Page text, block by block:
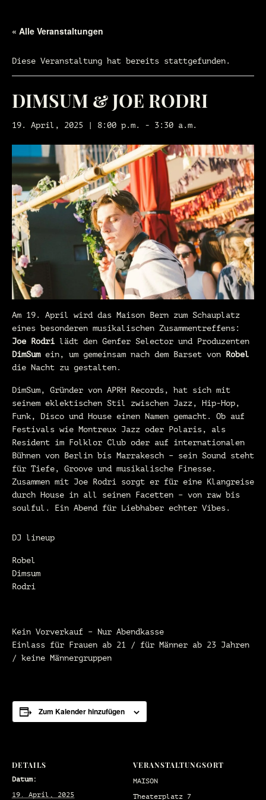
« Alle Veranstaltungen
Diese Veranstaltung hat bereits stattgefunden.
DIMSUM & JOE RODRI
19. April, 2025 | 8:00 p.m. - 3:30 a.m.
Am 19. April wird das Maison Bern zum Schauplatz
eines besonderen musikalischen Zusammentreffens:
Joe Rodri lädt den Genfer Selector und Produzenten
DimSumein, um gemeinsam nach dem Barset von
Robel
die Nacht zu gestalten.
DimSum, Gründer von APRH Records, hat sich mit
seinem eklektischen Stil zwischen Jazz, Hip-Hop,
Funk, Disco und House einen Namen gemacht. Ob auf
Festivals wie Montreux Jazz oder Polaris, als
Resident im Folklor Club oder auf internationalen
Bühnen von Berlin bis Marrakesch – sein Sound steht
für Tiefe, Groove und musikalische Finesse.
Zusammen mit Joe Rodri sorgt er für eine Klangreise
durch House in all seinen Facetten – von raw bis
soulful. Ein Abend für Liebhaber echter Vibes.
DJ lineup
Robel
Dimsum
Rodri
Kein Vorverkauf – Nur Abendkasse
Einlass für Frauen ab 21 / für Männer ab 23 Jahren
/ keine Männergruppen
Zum Kalender hinzufügen
DETAILS
Datum:
19. April, 2025
VERANSTALTUNGSORT
MAISON
Theaterplatz 7